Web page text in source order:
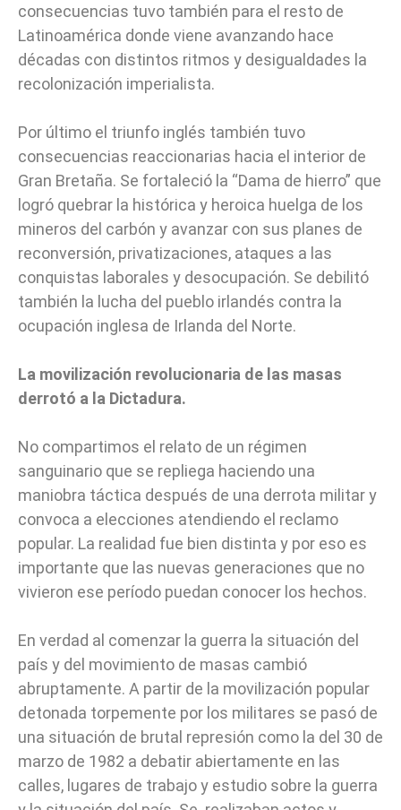
consecuencias tuvo también para el resto de
Latinoamérica donde viene avanzando hace
décadas con distintos ritmos y desigualdades la
recolonización imperialista.
Por último el triunfo inglés también tuvo
consecuencias reaccionarias hacia el interior de
Gran Bretaña. Se fortaleció la “Dama de hierro” que
logró quebrar la histórica y heroica huelga de los
mineros del carbón y avanzar con sus planes de
reconversión, privatizaciones, ataques a las
conquistas laborales y desocupación. Se debilitó
también la lucha del pueblo irlandés contra la
ocupación inglesa de Irlanda del Norte.
La movilización revolucionaria de las masas
derrotó a la Dictadura.
No compartimos el relato de un régimen
sanguinario que se repliega haciendo una
maniobra táctica después de una derrota militar y
convoca a elecciones atendiendo el reclamo
popular. La realidad fue bien distinta y por eso es
importante que las nuevas generaciones que no
vivieron ese período puedan conocer los hechos.
En verdad al comenzar la guerra la situación del
país y del movimiento de masas cambió
abruptamente. A partir de la movilización popular
detonada torpemente por los militares se pasó de
una situación de brutal represión como la del 30 de
marzo de 1982 a debatir abiertamente en las
calles, lugares de trabajo y estudio sobre la guerra